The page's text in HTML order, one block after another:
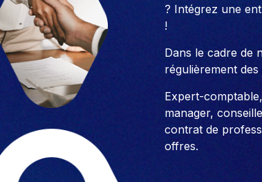
? Intégrez une
!
Dans le cadre de
régulièrement
Expert-
manager,
contrat de
offres.